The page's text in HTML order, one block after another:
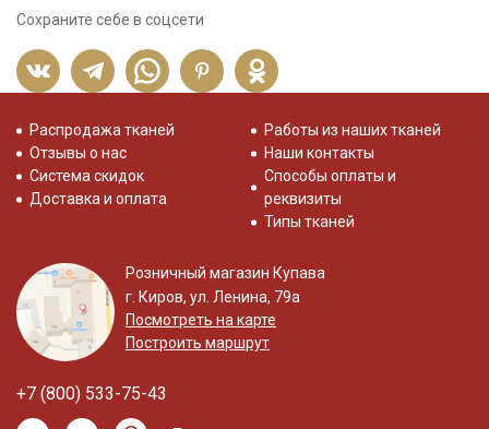
Сохраните себе в соцсети
Распродажа тканей
Отзывы о нас
Система скидок
Доставка и оплата
Работы из наших тканей
Наши контакты
Способы оплаты и
реквизиты
Типы тканей
Розничный магазин Купава
г. Киров, ул. Ленина, 79а
Посмотреть на карте
Построить маршрут
+7 (800) 533-75-43